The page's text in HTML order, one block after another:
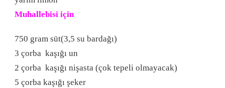
Muhallebisi için
750 gram süt(3,5 su bardağı)
3 çorba kaşığı un
2 çorba kaşığı nişasta (çok tepeli olmayacak)
5 çorba kaşığı şeker